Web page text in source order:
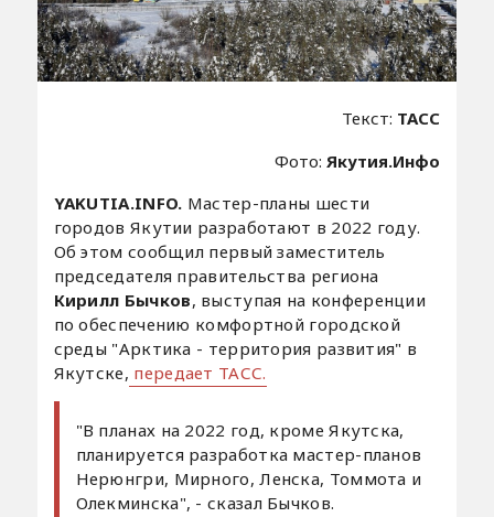
Текст: ТАСС
Фото: Якутия.Инфо
YAKUTIA.INFO. Мастер-планы шести
городов Якутии разработают в 2022 году.
Об этом сообщил первый заместитель
председателя правительства региона
Кирилл Бычков, выступая на конференции
по обеспечению комфортной городской
среды "Арктика - территория развития" в
Якутске, передает ТАСС.
"В планах на 2022 год, кроме Якутска,
планируется разработка мастер-планов
Нерюнгри, Мирного, Ленска, Томмота и
Олекминска", - сказал Бычков.